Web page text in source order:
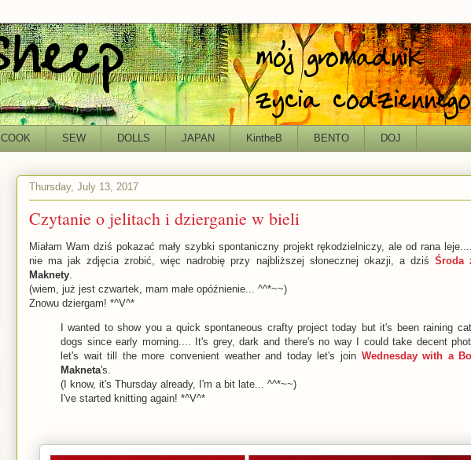
COOK SEW DOLLS JAPAN KintheB BENTO DOJ
Thursday, July 13, 2017
Czytanie o jelitach i dzierganie w bieli
Miałam Wam dziś pokazać mały szybki spontaniczny projekt rękodzielniczy, ale od rana
nie ma jak zdjęcia zrobić, więc nadrobię przy najbliższej słonecznej okazji, a dziś Środa
Maknety
(wiem, już jest czwartek, mam małe opóźnienie... ^^*~~)
Znowu dziergam! *^V^*
I wanted to show you a quick spontaneous crafty project today but it's been raining
dogs since early morning.... It's grey, dark and there's no way I could take decent
let's wait till the more convenient weather and today let's join Wednesday with a
Makneta's.
(I know, it's Thursday already, I'm a bit late... ^^*~~)
I've started knitting again! *^V^*